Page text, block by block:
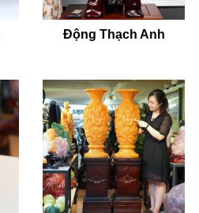
Động Thạch Anh